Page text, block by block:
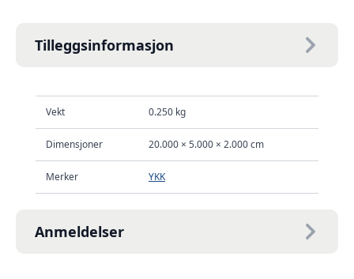
Tilleggsinformasjon
Vekt 0.250 kg
Dimensjoner 20.000 × 5.000 × 2.000 cm
Merker YKK
Anmeldelser